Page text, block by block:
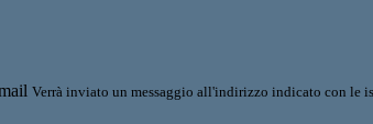
Verrà inviato un messaggio all'indirizzo indicato con le